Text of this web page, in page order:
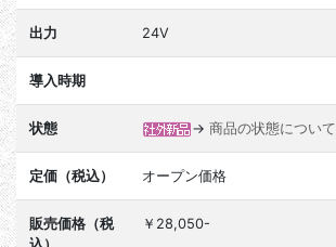
出力 24V
導入時期
状態 → 商品の状態について
定価（税込） オープン価格
販売価格（税
￥28,050-